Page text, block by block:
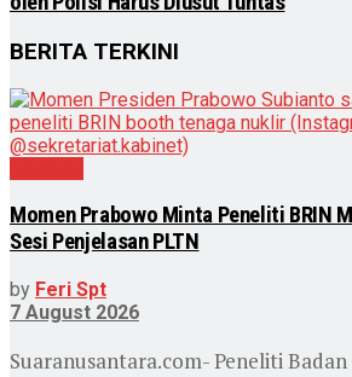
BERITA TERKINI
Momen Prabowo Minta Peneliti BRIN
Sesi Penjelasan PLTN
by Feri Spt
7 August 2026
Suaranusantara.com- Peneliti